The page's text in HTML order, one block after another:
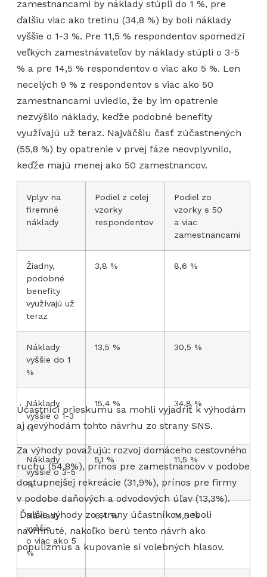
zamestnancami by náklady stúpli do 1 %, pre
ďalšiu viac ako tretinu (34,8 %) by boli náklady
vyššie o 1-3 %. Pre 11,5 % respondentov spomedzi
veľkých zamestnávateľov by náklady stúpli o 3-5
% a pre 14,5 % respondentov o viac ako 5 %. Len
necelých 9 % z respondentov s viac ako 50
zamestnancami uviedlo, že by im opatrenie
nezvýšilo náklady, keďže podobné benefity
využívajú už teraz. Najväčšiu časť zúčastnených
(55,8 %) by opatrenie v prvej fáze neovplyvnilo,
keďže majú menej ako 50 zamestnancov.
Vplyv na
firemné
náklady
Podiel z celej
vzorky
respondentov
Podiel zo
vzorky s 50
a viac
zamestnancami
Žiadny,
podobné
benefity
využívajú už
teraz
3,8 % 8,6 %
Náklady
vyššie do 1
%
13,5 % 30,5 %
Náklady
vyššie o 1-3
%
15,4 % 34,8 %
Náklady
vyššie o 3-5
%
5,1 % 11,5 %
Náklady
vyššie
o viac ako 5
%
6,4 % 14,5 %
Účastníci prieskumu sa mohli vyjadriť k výhodám
aj nevýhodám tohto návrhu zo strany SNS.
Za výhody považujú: rozvoj domáceho cestovného
ruchu (54,8%), prínos pre zamestnancov v podobe
dostupnejšej rekreácie (31,9%), prínos pre firmy
v podobe daňových a odvodových úľav (13,3%).
Ďalšie výhody zo strany účastníkov neboli
navrhnuté, nakoľko berú tento návrh ako
populizmus a kupovanie si volebných hlasov.